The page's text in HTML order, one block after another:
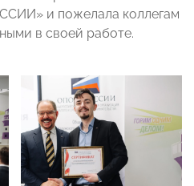
и пожелала коллегам
в своей работе.